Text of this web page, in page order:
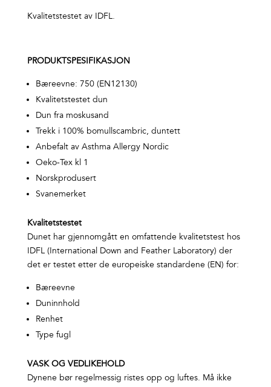
Kvalitetstestet av IDFL.
PRODUKTSPESIFIKASJON
Bæreevne: 750 (EN12130)
Kvalitetstestet dun
Dun fra moskusand
Trekk i 100% bomullscambric, duntett
Anbefalt av Asthma Allergy Nordic
Oeko-Tex kl 1
Norskprodusert
Svanemerket
Kvalitetstestet
Dunet har gjennomgått en omfattende kvalitetstest hos
IDFL (International Down and Feather Laboratory) der
det er testet etter de europeiske standardene (EN) for:
Bæreevne
Duninnhold
Renhet
Type fugl
VASK OG VEDLIKEHOLD
Dynene bør regelmessig ristes opp og luftes. Må ikke